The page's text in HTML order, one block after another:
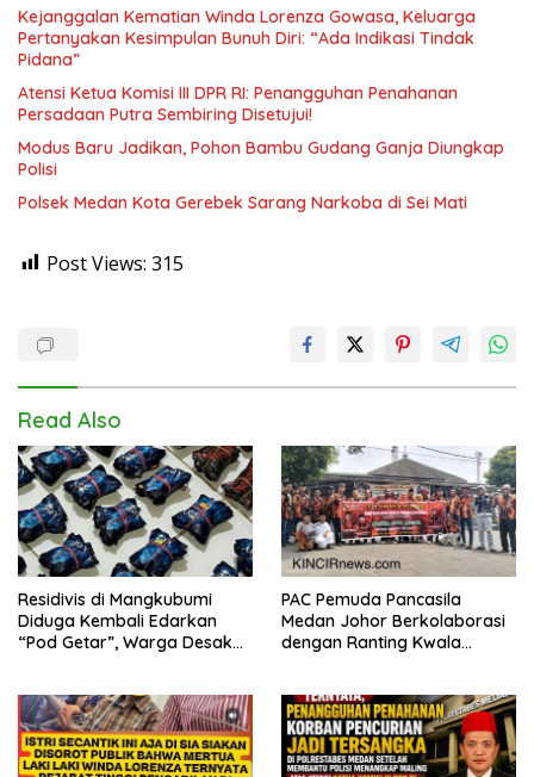
Kejanggalan Kematian Winda Lorenza Gowasa, Keluarga
Pertanyakan Kesimpulan Bunuh Diri: “Ada Indikasi Tindak
Pidana”
Atensi Ketua Komisi III DPR RI: Penangguhan Penahanan
Persadaan Putra Sembiring Disetujui!
Modus Baru Jadikan, Pohon Bambu Gudang Ganja Diungkap
Polisi
Polsek Medan Kota Gerebek Sarang Narkoba di Sei Mati
Post Views: 315
Read Also
Residivis di Mangkubumi
Diduga Kembali Edarkan
“Pod Getar”, Warga Desak
PAC Pemuda Pancasila
Medan Johor Berkolaborasi
dengan Ranting Kwala
Jemaah dan Pengguna Jalan